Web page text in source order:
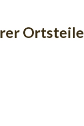
Ortsteile